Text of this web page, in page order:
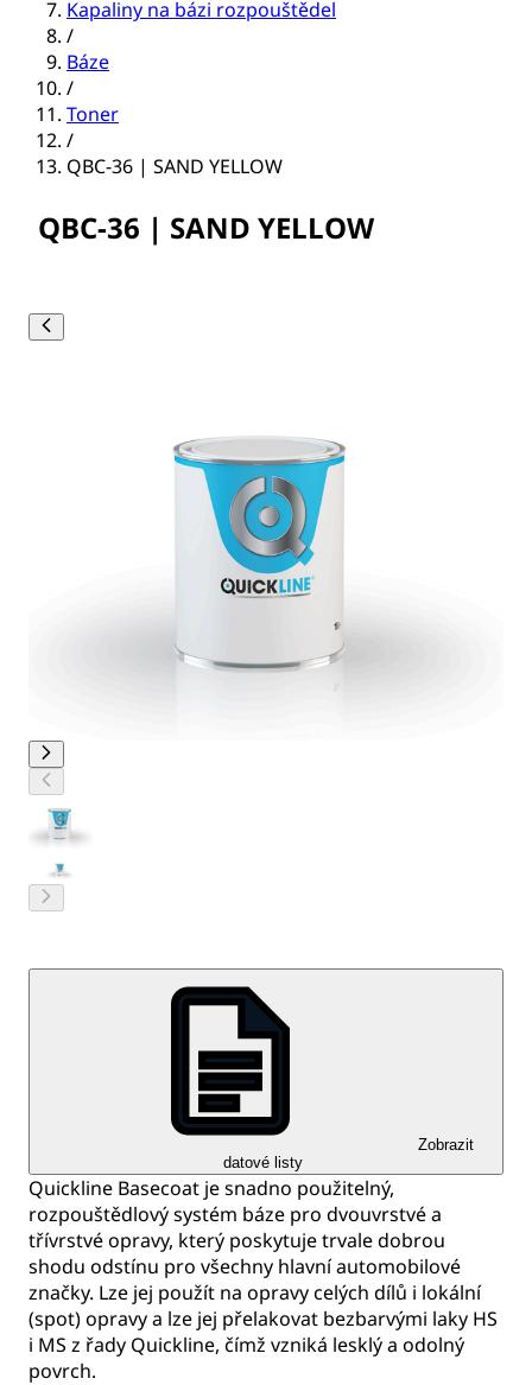
Kapaliny na bázi rozpouštědel
/
Báze
/
Toner
/
QBC-36 | SAND YELLOW
QBC-36 | SAND YELLOW
Zobrazit
datové listy
Quickline Basecoat je snadno použitelný,
rozpouštědlový systém báze pro dvouvrstvé a
třívrstvé opravy, který poskytuje trvale dobrou
shodu odstínu pro všechny hlavní automobilové
značky. Lze jej použít na opravy celých dílů i lokální
(spot) opravy a lze jej přelakovat bezbarvými laky HS
i MS z řady Quickline, čímž vzniká lesklý a odolný
povrch.